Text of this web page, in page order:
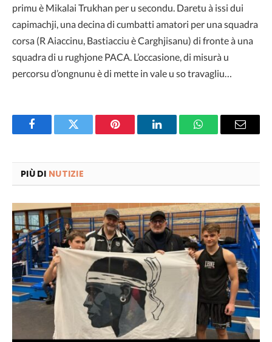
primu è Mikalai Trukhan per u secondu. Daretu à issi dui
capimachji, una decina di cumbatti amatori per una squadra
corsa (R Aiaccinu, Bastiacciu è Carghjisanu) di fronte à una
squadra di u rughjone PACA. L’occasione, di misurà u
percorsu d’ongnunu è di mette in vale u so travagliu…
FacebookTwitter Pinterest LinkedInWhatsAppEmail
PIÙ DI NUTIZIE